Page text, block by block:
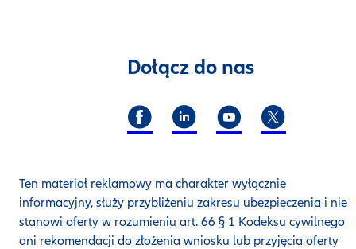
Dołącz do nas
Ten materiał reklamowy ma charakter wyłącznie
informacyjny, służy przybliżeniu zakresu ubezpieczenia i nie
stanowi oferty w rozumieniu art. 66 § 1 Kodeksu cywilnego
ani rekomendacji do złożenia wniosku lub przyjęcia oferty